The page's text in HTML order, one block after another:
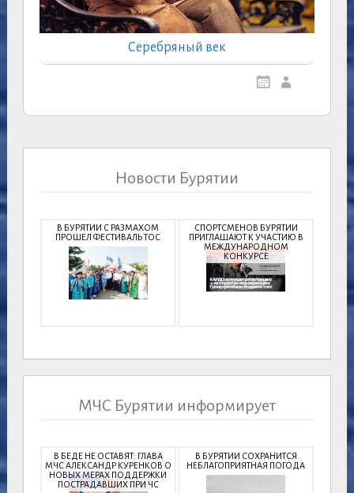
Серебряный век
Новости Бурятии
В БУРЯТИИ С РАЗМАХОМ
ПРОШЕЛ ФЕСТИВАЛЬ ТОС
СПОРТСМЕНОВ БУРЯТИИ
ПРИГЛАШАЮТ К УЧАСТИЮ В
МЕЖДУНАРОДНОМ
КОНКУРСЕ
МЧС Бурятии информирует
В БЕДЕ НЕ ОСТАВЯТ: ГЛАВА
МЧС АЛЕКСАНДР КУРЕНКОВ О
НОВЫХ МЕРАХ ПОДДЕРЖКИ
ПОСТРАДАВШИХ ПРИ ЧС
В БУРЯТИИ СОХРАНИТСЯ
НЕБЛАГОПРИЯТНАЯ ПОГОДА